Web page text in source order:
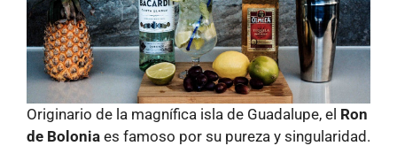
Originario de la magnífica isla de Guadalupe, el Ron
de Bolonia es famoso por su pureza y singularidad.